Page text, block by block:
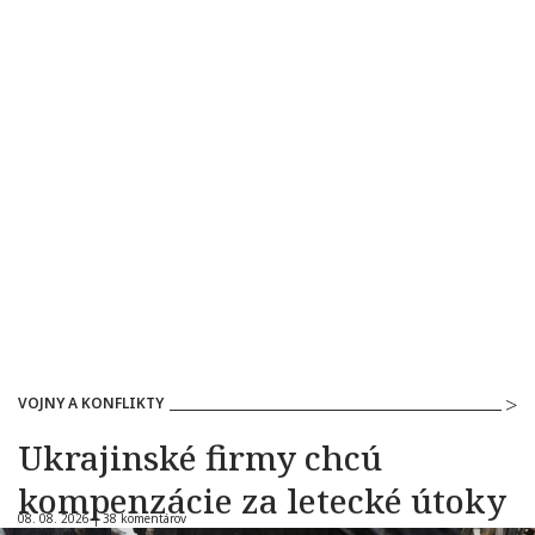
VOJNY A KONFLIKTY
Ukrajinské firmy chcú
kompenzácie za letecké útoky
08. 08. 2026 |38 komentárov